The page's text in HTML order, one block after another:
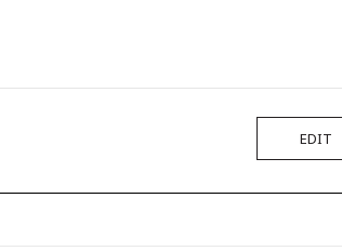
EDIT